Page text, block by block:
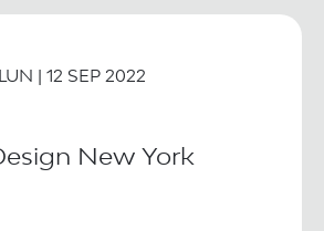
LUN | 12 SEP 2022
New York